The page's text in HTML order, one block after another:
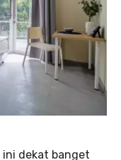
ini dekat banget